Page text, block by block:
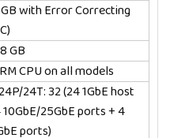
with Error Correcting
GB
CPU on all models
24T: 32 (24 1GbE host
25GbE ports + 4
ports)